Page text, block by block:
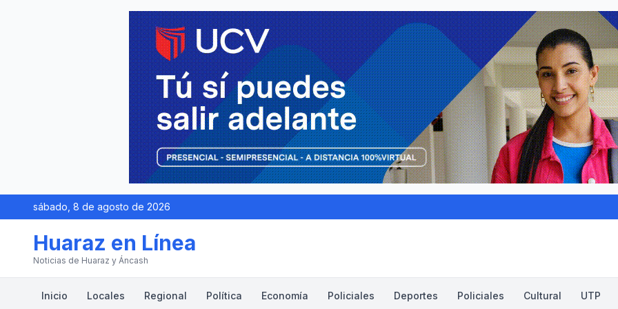
sábado, 8 de agosto de 2026
Huaraz en Línea
Noticias de Huaraz y Áncash
Inicio Locales Regional Política Economía Policiales Deportes Policiales Cultural UTP